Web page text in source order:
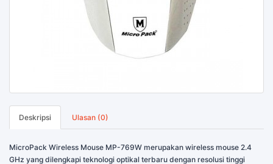
Deskripsi Ulasan (0)
MicroPack Wireless Mouse MP-769W merupakan wireless mouse 2.4
GHz yang dilengkapi teknologi optikal terbaru dengan resolusi tinggi